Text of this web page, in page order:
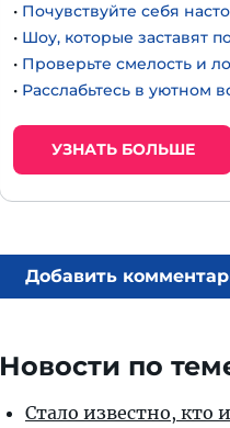
• Почувствуйте себя
• Шоу, которые заставят
• Проверьте смелость и
• Расслабьтесь в уютном
УЗНАТЬ БОЛЬШЕ
Добавить
Новости по
Стало известно, кто